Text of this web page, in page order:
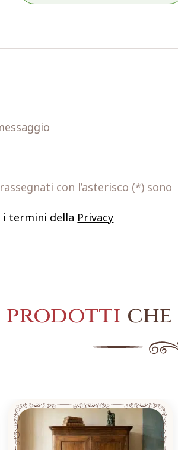
con l’asterisco (*) sono
i termini della Privacy